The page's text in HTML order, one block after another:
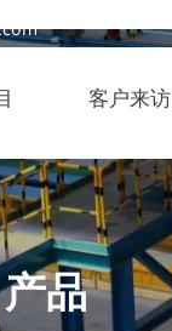
客户来访
产品